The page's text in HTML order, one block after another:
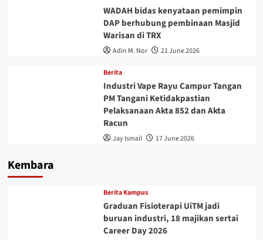
WADAH bidas kenyataan pemimpin
DAP berhubung pembinaan Masjid
Warisan di TRX
Adin M. Nor 21 June 2026
Berita
Industri Vape Rayu Campur Tangan
PM Tangani Ketidakpastian
Pelaksanaan Akta 852 dan Akta
Racun
Jay Ismail 17 June 2026
Kembara
Berita Kampus
Graduan Fisioterapi UiTM jadi
buruan industri, 18 majikan sertai
Career Day 2026